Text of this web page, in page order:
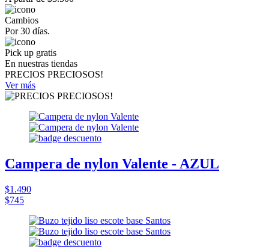
Cambios
Por 30 días.
Pick up gratis
En nuestras tiendas
PRECIOS PRECIOSOS!
Ver más
Campera de nylon Valente - AZUL
$1.490
$745